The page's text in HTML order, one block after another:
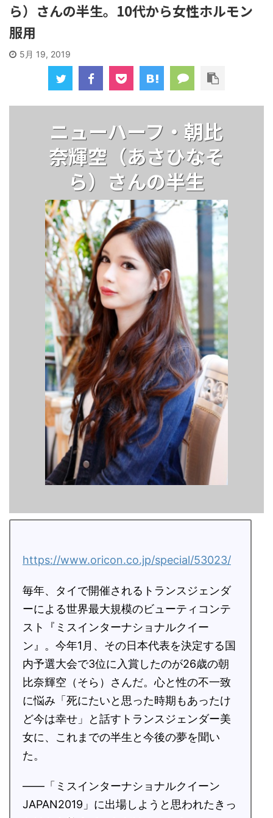
ら）さんの半生。10代から女性ホルモン
服用
5月 19, 2019
ニューハーフ・朝比
奈輝空（あさひなそ
ら）さんの半生
https://www.oricon.co.jp/special/53023/
毎年、タイで開催されるトランスジェンダ
ーによる世界最大規模のビューティコンテ
スト『ミスインターナショナルクイー
ン』。今年1月、その日本代表を決定する国
内予選大会で3位に入賞したのが26歳の朝
比奈輝空（そら）さんだ。心と性の不一致
に悩み「死にたいと思った時期もあったけ
ど今は幸せ」と話すトランスジェンダー美
女に、これまでの半生と今後の夢を聞い
た。
――「ミスインターナショナルクイーン
JAPAN2019」に出場しようと思われたきっ